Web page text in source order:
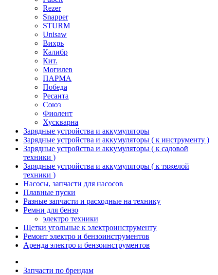
Rezer
Snapper
STURM
Unisaw
Вихрь
Калибр
Кит.
Могилев
ПАРМА
Победа
Ресанта
Союз
Фиолент
Хускварна
Зарядные устройства и аккумуляторы
Зарядные устройства и аккумуляторы ( к инструменту )
Зарядные устройства и аккумуляторы ( к садовой
техники )
Зарядные устройства и аккумуляторы ( к тяжелой
техники )
Насосы, запчасти для насосов
Плавные пуски
Разные запчасти и расходные на технику
Ремни для бензо
электро техники
Щетки угольные к электроинструменту
Ремонт электро и бензоинструментов
Аренда электро и бензоинструментов
Запчасти по брендам